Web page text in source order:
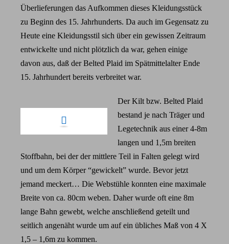
Überlieferungen das Aufkommen dieses Kleidungsstück
zu Beginn des 15. Jahrhunderts. Da auch im Gegensatz zu
Heute eine Kleidungsstil sich über ein gewissen Zeitraum
entwickelte und nicht plötzlich da war, gehen einige
davon aus, daß der Belted Plaid im Spätmittelalter Ende
15. Jahrhundert bereits verbreitet war.
Der Kilt bzw. Belted Plaid
bestand je nach Träger und
Legetechnik aus einer 4-8m
langen und 1,5m breiten
Stoffbahn, bei der der mittlere Teil in Falten gelegt wird
und um dem Körper “gewickelt” wurde. Bevor jetzt
jemand meckert… Die Webstühle konnten eine maximale
Breite von ca. 80cm weben. Daher wurde oft eine 8m
lange Bahn gewebt, welche anschließend geteilt und
seitlich angenäht wurde um auf ein übliches Maß von 4 X
1,5 – 1,6m zu kommen.